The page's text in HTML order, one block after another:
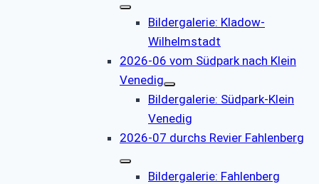
Bildergalerie: Kladow-
Wilhelmstadt
2026-06 vom Südpark nach Klein
Venedig
Bildergalerie: Südpark-Klein
Venedig
2026-07 durchs Revier Fahlenberg
Bildergalerie: Fahlenberg